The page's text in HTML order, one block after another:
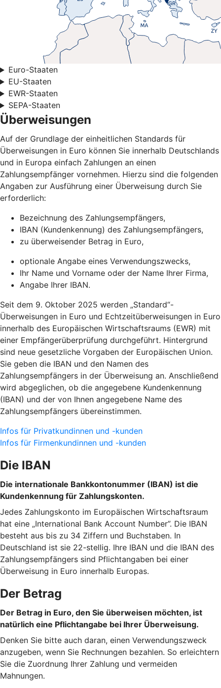
Euro-Staaten
EU-Staaten
EWR-Staaten
SEPA-Staaten
Überweisungen
Auf der Grundlage der einheitlichen Standards für
Überweisungen in Euro können Sie innerhalb Deutschlands
und in Europa einfach Zahlungen an einen
Zahlungsempfänger vornehmen. Hierzu sind die folgenden
Angaben zur Ausführung einer Überweisung durch Sie
erforderlich:
Bezeichnung des Zahlungsempfängers,
IBAN (Kundenkennung) des Zahlungsempfängers,
zu überweisender Betrag in Euro,
optionale Angabe eines Verwendungszwecks,
Ihr Name und Vorname oder der Name Ihrer Firma,
Angabe Ihrer IBAN.
Seit dem 9. Oktober 2025 werden „Standard“-
Überweisungen in Euro und Echtzeitüberweisungen in Euro
innerhalb des Europäischen Wirtschaftsraums (EWR) mit
einer Empfängerüberprüfung durchgeführt. Hintergrund
sind neue gesetzliche Vorgaben der Europäischen Union.
Sie geben die IBAN und den Namen des
Zahlungsempfängers in der Überweisung an. Anschließend
wird abgeglichen, ob die angegebene Kundenkennung
(IBAN) und der von Ihnen angegebene Name des
Zahlungsempfängers übereinstimmen.
Infos für Privatkundinnen und -kunden
Infos für Firmenkundinnen und -kunden
Die IBAN
Die internationale Bankkontonummer (IBAN) ist die
Kundenkennung für Zahlungskonten.
Jedes Zahlungskonto im Europäischen Wirtschaftsraum
hat eine „International Bank Account Number”. Die IBAN
besteht aus bis zu 34 Ziffern und Buchstaben. In
Deutschland ist sie 22-stellig. Ihre IBAN und die IBAN des
Zahlungsempfängers sind Pflichtangaben bei einer
Überweisung in Euro innerhalb Europas.
Der Betrag
Der Betrag in Euro, den Sie überweisen möchten, ist
natürlich eine Pflichtangabe bei Ihrer Überweisung.
Denken Sie bitte auch daran, einen Verwendungszweck
anzugeben, wenn Sie Rechnungen bezahlen. So erleichtern
Sie die Zuordnung Ihrer Zahlung und vermeiden
Mahnungen.